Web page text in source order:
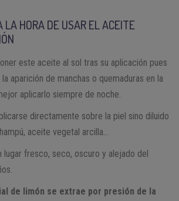
LA HORA DE USAR EL ACEITE
este aceite al sol tras su aplicación pues
aparición de manchas o quemaduras en la
aplicarlo siempre de noche.
directamente sobre la piel sino diluido
aceite vegetal arcilla…
lugar fresco, seco, oscuro y alejado del
de limón se extrae por presión de la